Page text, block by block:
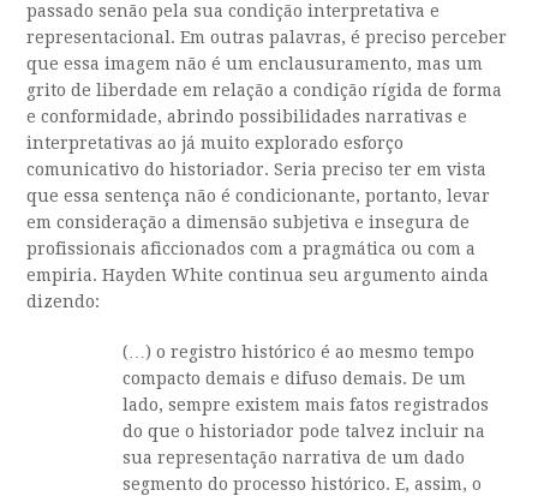
passado senão pela sua condição interpretativa e
representacional. Em outras palavras, é preciso perceber
que essa imagem não é um enclausuramento, mas um
grito de liberdade em relação a condição rígida de forma
e conformidade, abrindo possibilidades narrativas e
interpretativas ao já muito explorado esforço
comunicativo do historiador. Seria preciso ter em vista
que essa sentença não é condicionante, portanto, levar
em consideração a dimensão subjetiva e insegura de
profissionais aficcionados com a pragmática ou com a
empiria. Hayden White continua seu argumento ainda
dizendo:
(…) o registro histórico é ao mesmo tempo
compacto demais e difuso demais. De um
lado, sempre existem mais fatos registrados
do que o historiador pode talvez incluir na
sua representação narrativa de um dado
segmento do processo histórico. E, assim, o